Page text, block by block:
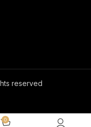
reserved
0